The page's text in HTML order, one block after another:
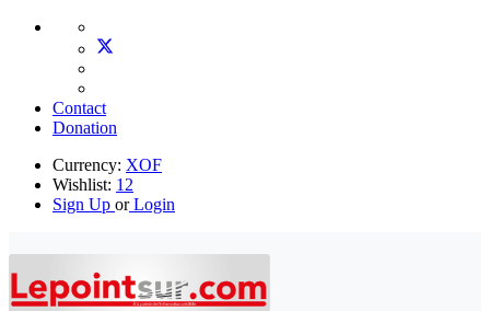
Contact
Donation
Currency: XOF
Wishlist: 12
Sign Up orLogin